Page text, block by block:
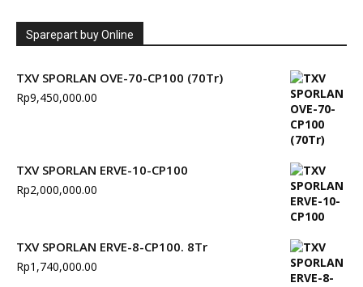
Sparepart buy Online
TXV SPORLAN OVE-70-CP100 (70Tr)
Rp9,450,000.00
TXV SPORLAN ERVE-10-CP100
Rp2,000,000.00
TXV SPORLAN ERVE-8-CP100. 8Tr
Rp1,740,000.00